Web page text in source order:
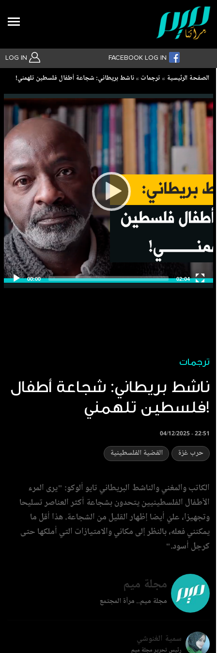
LOG IN FACEBOOK LOG IN
بحث متقدم
Breadcrumb
الصفحة الرئيسية ترجمات ناشط بريطاني: شجاعة أطفال فلسطين تلهمني!
ترجمات
ناشط بريطاني: شجاعة أطفال
فلسطين تلهمني!
04/12/2025 - 22:51
حرب غزة القضية الفلسطينية
الكاتب والمغني والناشط البريطاني تايو ألوكو: "يرى المرء
الأطفال الفلسطينيين يتحدون بشجاعة أكثر العناصر تسليحا
وتجهيزا، عليّ أيضا إظهار القليل من الشجاعة. هذا أقل ما
يمكنني فعله، بالنظر إلى مكاني والامتيازات التي أملكها حتى
كرجل أسود."
مجلة ميم
مجلة ميم.. مرآة المجتمع
سمية الغنوشي
رئيس تحرير مجلة ميم